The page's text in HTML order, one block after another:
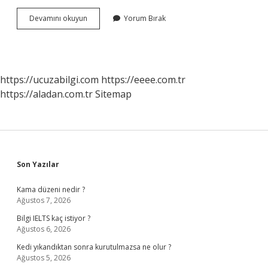
Devamını okuyun
Zam
Mi
Yorum Bırak
https://ucuzabilgi.com https://eeee.com.tr
https://aladan.com.trSitemap
Sidebar
Son Yazılar
Kama düzeni nedir ?
Ağustos 7, 2026
Bilgi IELTS kaç istiyor ?
Ağustos 6, 2026
Kedi yıkandıktan sonra kurutulmazsa ne olur ?
Ağustos 5, 2026